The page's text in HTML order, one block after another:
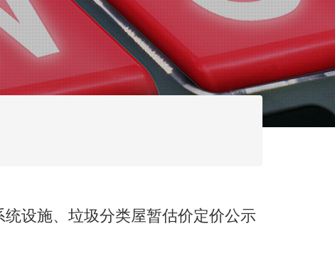
设施、垃圾分类屋暂估价定价公示